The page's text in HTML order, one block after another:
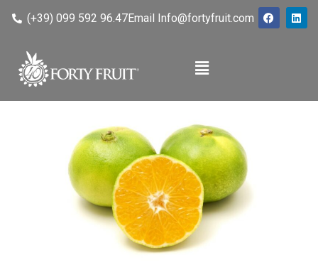
(+39) 099 592 96.47Email Info@fortyfruit.com